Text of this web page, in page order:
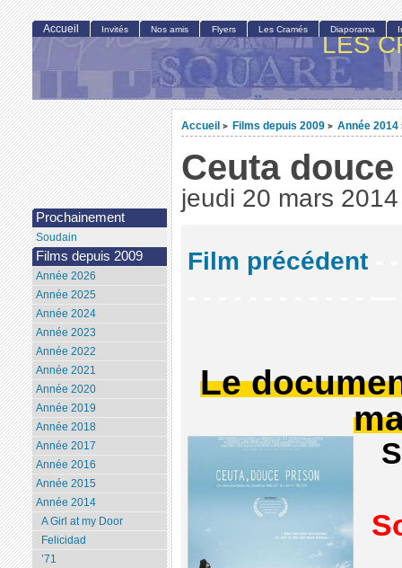
LES
Accueil > Films depuis 2009 > Année 2014
Ceuta
jeudi 20 mars 2014
Film précédent
Le
Accueil Invités Nos amis Flyers Les Cramés Diaporama
Prochainement
Soudain
Films depuis 2009
Année 2026
Année 2025
Année 2024
Année 2023
Année 2022
Année 2021
Année 2020
Année 2019
Année 2018
Année 2017
Année 2016
Année 2015
Année 2014
A Girl at my Door
Felicidad
’71